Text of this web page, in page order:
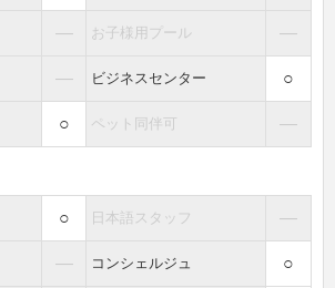
― お子様用プール ―
― ビジネスセンター ○
○ ペット同伴可 ―
○ 日本語スタッフ ―
― コンシェルジュ ○